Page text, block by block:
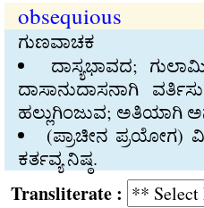
obsequious
ಗುಣವಾಚಕ
ದಾಸ್ಯಭಾವದ;
ದಾಸಾನುದಾಸನಾಗಿ
ಹಲ್ಲುಗಿಂಜುವ; ಅತಿಯಾಗಿ
(ಪ್ರಾಚೀನ ಪ್ರಯೋಗ)
ಕರ್ತವ್ಯ ನಿಷ್ಠ.
: